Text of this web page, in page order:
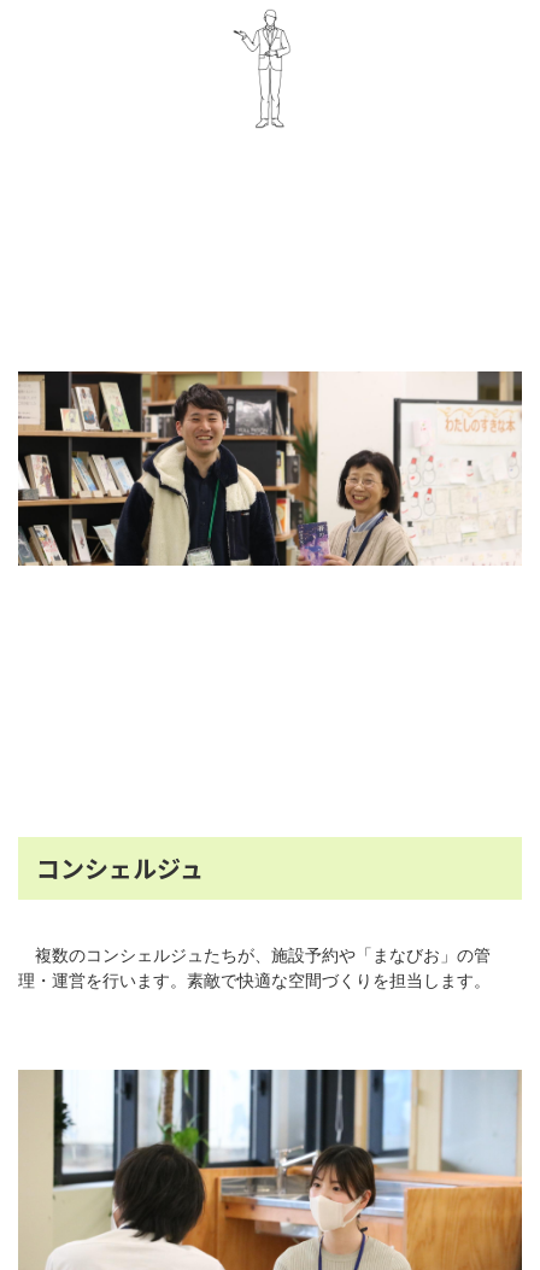
コンシェルジュ
複数のコンシェルジュたちが、施設予約や「まなびお」の管
理・運営を行います。素敵で快適な空間づくりを担当します。